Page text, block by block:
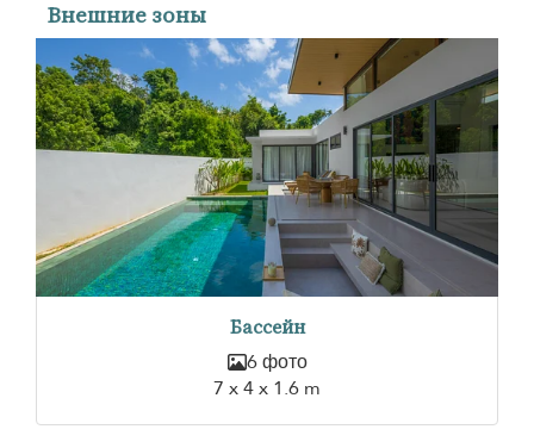
Внешние зоны
Бассейн
6 фото
7 x 4 x 1.6 m